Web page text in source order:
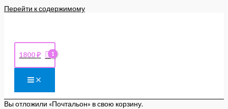
Перейти к содержимому
1800₽
Вы отложили «Почтальон» в свою корзину.